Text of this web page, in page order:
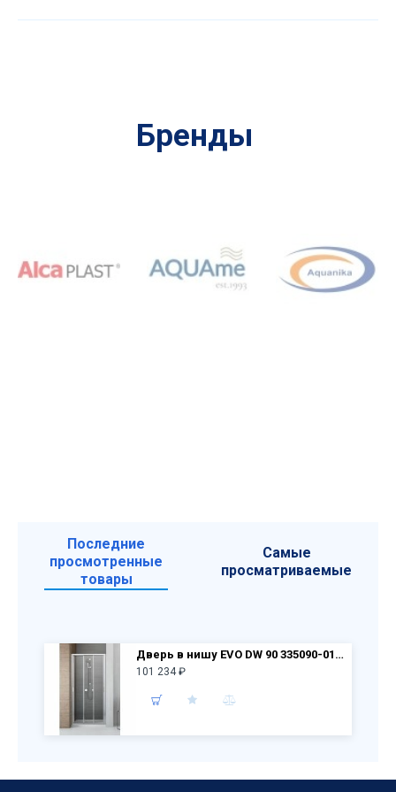
Бренды
Последние
просмотренные
товары
Самые
просматриваемые
Дверь в нишу EVO DW 90 335090-01-01 стекло прозрачное
101 234 ₽